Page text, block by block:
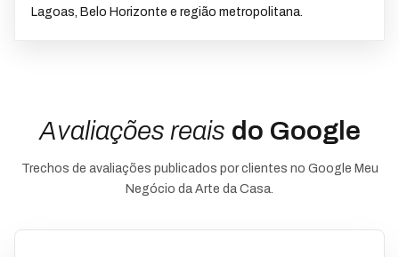
Lagoas, Belo Horizonte e região metropolitana.
Avaliações reais do Google
Trechos de avaliações publicados por clientes no Google Meu
Negócio da Arte da Casa.